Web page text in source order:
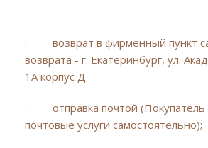
· возврат в фирменный пункт
возврата - г. Екатеринбург, ул.
1А корпус Д
· отправка почтой (Покупатель
почтовые услуги самостоятельно);